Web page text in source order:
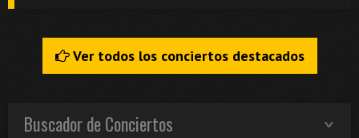
Ver todos los conciertos destacados
Buscador de Conciertos